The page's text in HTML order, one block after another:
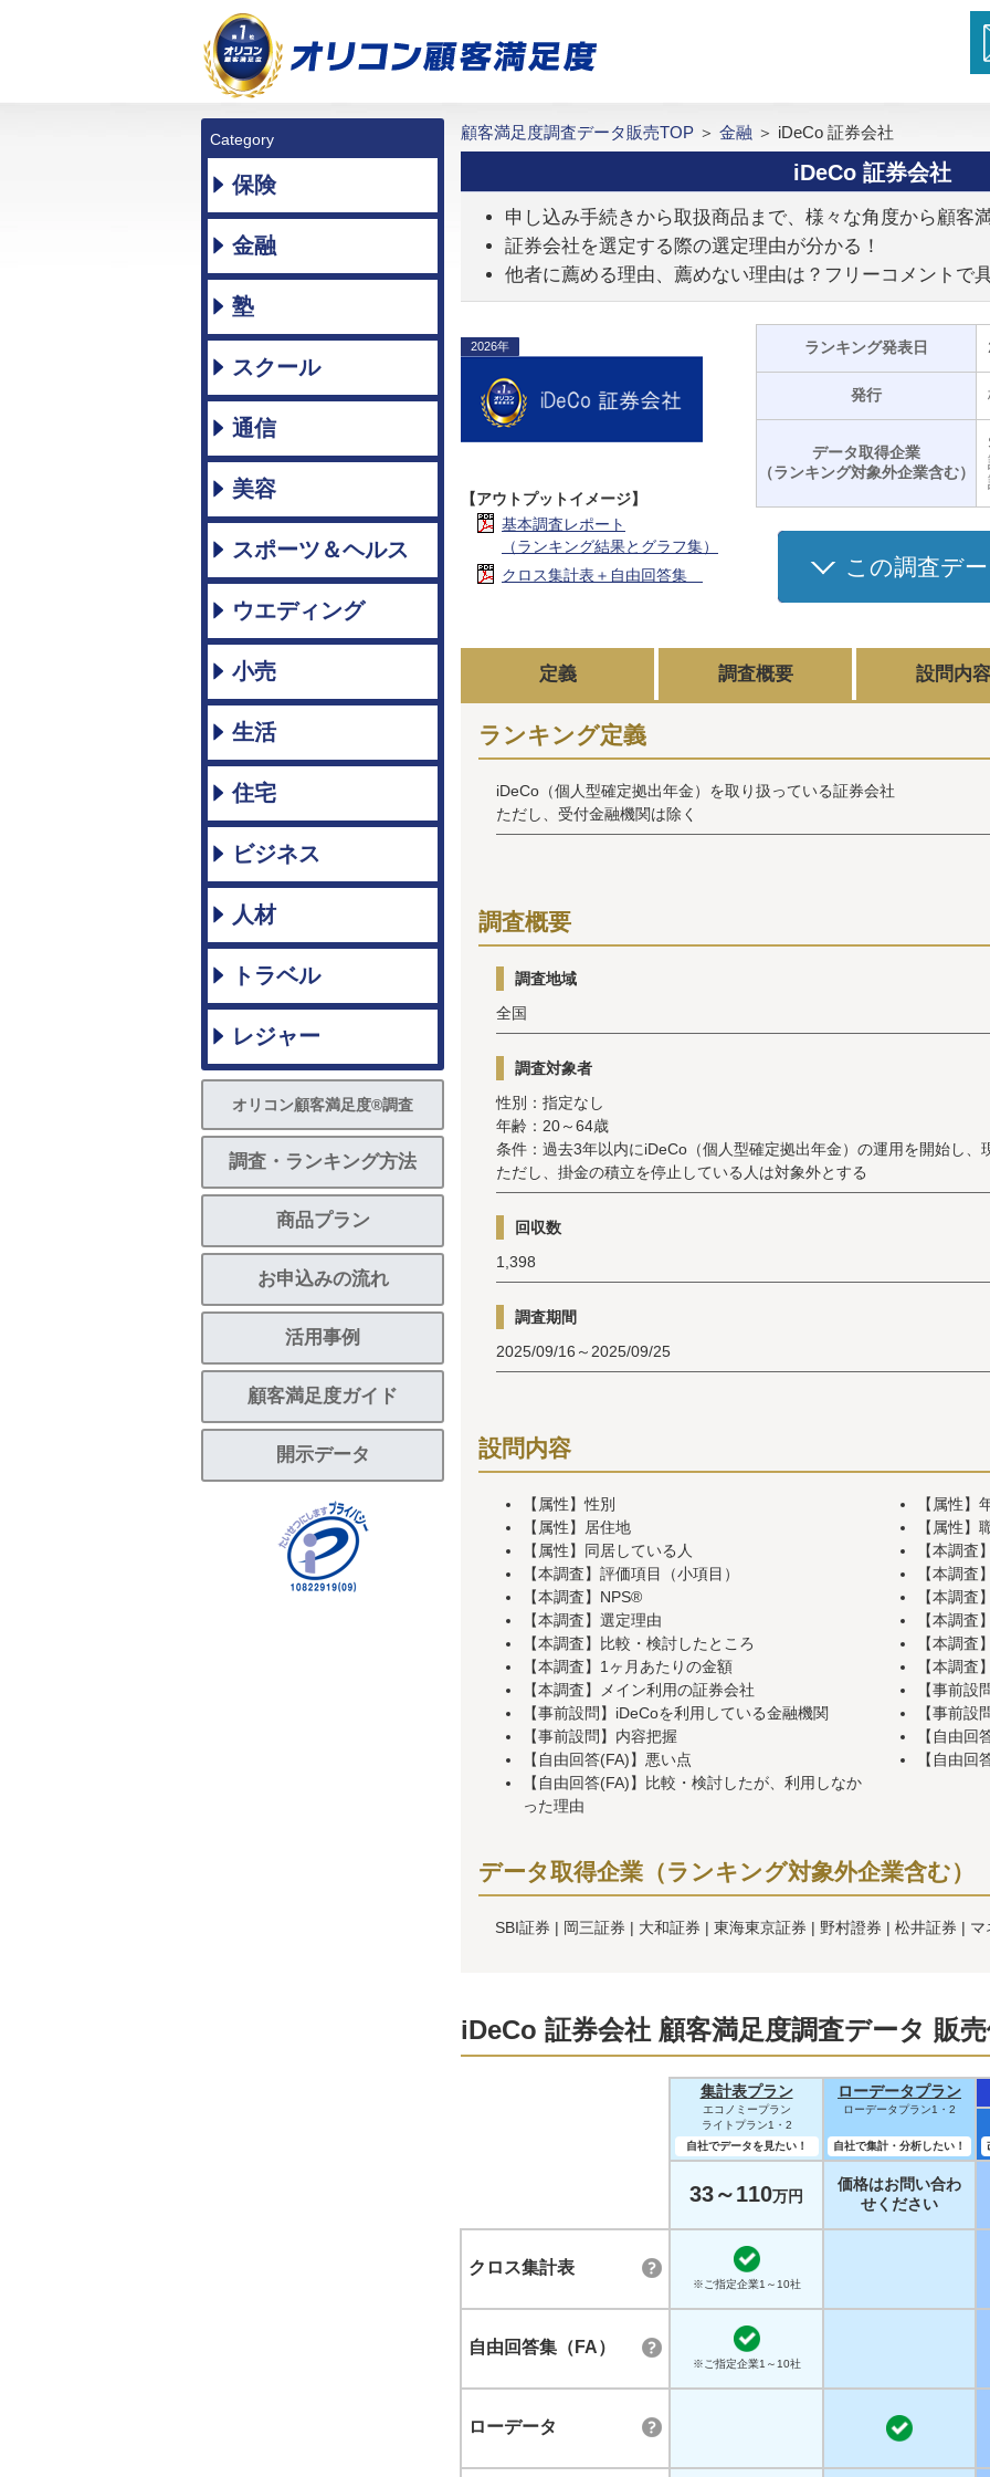
Category
保険
金融
塾
スクール
通信
美容
スポーツ＆ヘルス
ウエディング
小売
生活
住宅
ビジネス
人材
トラベル
レジャー
オリコン顧客満足度®調査
調査・ランキング方法
商品プラン
お申込みの流れ
活用事例
顧客満足度ガイド
開示データ
顧客満足度調査データ販売TOP ＞ 金融 ＞ iDeCo 証券会社
iDeCo 証券会社
申し込み手続きから取扱商品まで、様々な角度から顧客
証券会社を選定する際の選定理由が分かる！
他者に薦める理由、薦めない理由は？フリーコメントで
2026年
【アウトプットイメージ】
基本調査レポート
（ランキング結果とグラフ集）
クロス集計表＋自由回答集
ランキング発表日
発行
データ取得企業
（ランキング対象外企業含む）
この調査デ
定義 調査概要 設問内容
ランキング定義
iDeCo（個人型確定拠出年金）を取り扱っている証券会社
ただし、受付金融機関は除く
調査概要
調査地域
全国
調査対象者
性別：指定なし
年齢：20～64歳
条件：過去3年以内にiDeCo（個人型確定拠出年金）の運用を開始し、
ただし、掛金の積立を停止している人は対象外とする
回収数
1,398
調査期間
2025/09/16～2025/09/25
設問内容
【属性】性別
【属性】
【属性】居住地
【属性】
【属性】同居している人
【本調査
【本調査】評価項目（小項目）
【本調査
【本調査】NPS®
【本調査
【本調査】選定理由
【本調査
【本調査】比較・検討したところ
【本調査
【本調査】1ヶ月あたりの金額
【本調査
【本調査】メイン利用の証券会社
【事前設
【事前設問】iDeCoを利用している金融機関
【事前設
【事前設問】内容把握
【自由回
【自由回答(FA)】悪い点
【自由回
【自由回答(FA)】比較・検討したが、利用しなか
った理由
データ取得企業（ランキング対象外企業含む）
SBI証券 岡三証券 大和証券 東海東京証券 野村證券 松井証券 マ
iDeCo 証券会社 顧客満足度調査データ 販
集計表プラン
エコノミープラン
ライトプラン1・2
自社でデータを見たい！
ローデータプラン
ローデータプラン1・2
自社で集計・分析したい！
33～110万円
価格はお問い合わ
せください
クロス集計表
※ご指定企業1～10社
自由回答集（FA）
※ご指定企業1～10社
ローデータ